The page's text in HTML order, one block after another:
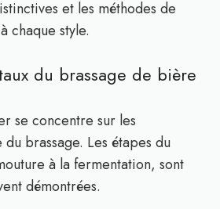
et les méthodes de
chaque style.
du brassage de bière
se concentre sur les
brassage. Les étapes du
à la fermentation, sont
démontrées.